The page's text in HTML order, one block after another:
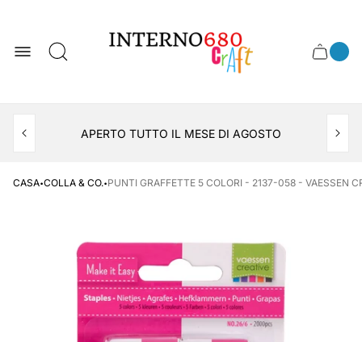
del
negozio
Cassetto
APERTO TUTTO IL MESE DI AGOSTO
CASA·COLLA & CO.·PUNTI GRAFFETTE 5 COLORI - 2137-058 - VAESSEN